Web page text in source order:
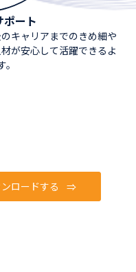
ート
キャリアまでのきめ細や
が安心して活躍できるよ
ロードする